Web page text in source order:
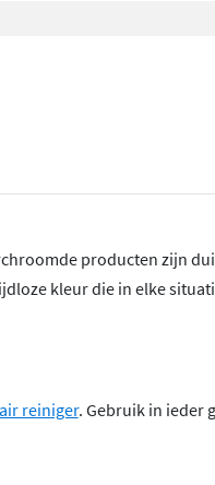
producten zijn
kleur die in elke
reiniger. Gebruik in ieder